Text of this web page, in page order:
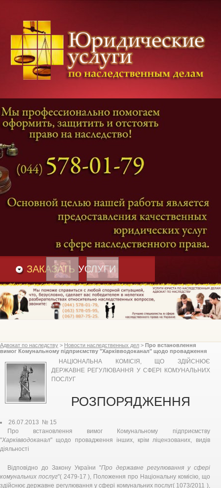
Категории дел
Наследование и Завещание
Оформление наследства
Оспаривание наследства
Адвокат наследственные дела
и Вакансии
ЗАКАЗАТЬ УСЛУГИ
Адвокат по наследству > Новости наследственных дел > Про встановлення
вимог Комунальному підприємству "Харківводоканал" щодо провадження
інших, видів діяльності, Національна комісія, що здійснює державне
регулювання у сфері комунальних послугНАЦІОНАЛЬНА КОМІСІЯ, ЩО ЗДІЙСНЮЄ
ДЕРЖАВНЕ РЕГУЛЮВАННЯ У СФЕРІ КОМУНАЛЬНИХ
ПОСЛУГ
РОЗПОРЯДЖЕННЯ
26.07.2013 № 15
Про встановлення вимог Комунальному підприємству
"Харківводоканал" щодо провадження інших, крім ліцензованих, видів
діяльності
Відповідно до Закону України "Про державне регулювання у сфері
комунальних послуг"( 2479-17 ), Положення про Національну комісію, що
здійснює державне регулювання у сфері комунальних послуг( 1073/2011 ),